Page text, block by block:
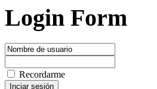
Login Form
Recordarme